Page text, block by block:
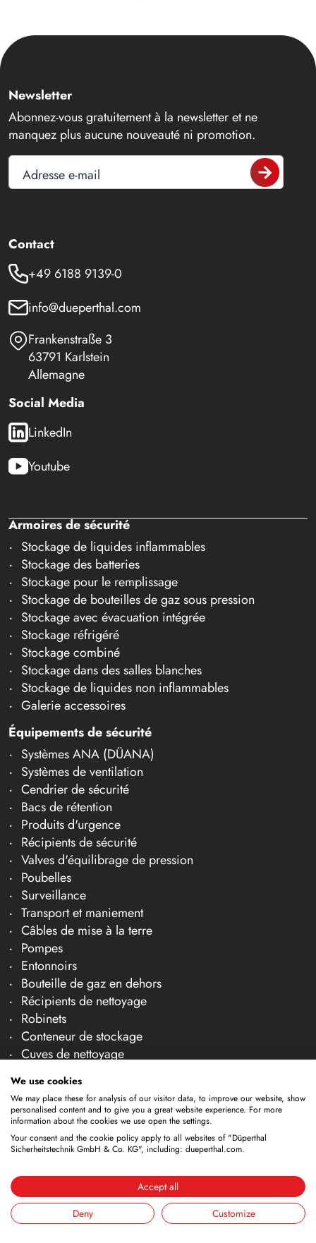
Newsletter
Abonnez-vous gratuitement à la newsletter et ne
manquez plus aucune nouveauté ni promotion.
Adresse e-mail
Contact
+49 6188 9139-0
info@dueperthal.com
Frankenstraße 3
63791 Karlstein
Allemagne
Social Media
LinkedIn
Youtube
Armoires de sécurité
Stockage de liquides inflammables
Stockage des batteries
Stockage pour le remplissage
Stockage de bouteilles de gaz sous pression
Stockage avec évacuation intégrée
Stockage réfrigéré
Stockage combiné
Stockage dans des salles blanches
Stockage de liquides non inflammables
Galerie accessoires
Équipements de sécurité
Systèmes ANA (DÜANA)
Systèmes de ventilation
Cendrier de sécurité
Bacs de rétention
Produits d'urgence
Récipients de sécurité
Valves d'équilibrage de pression
Poubelles
Surveillance
Transport et maniement
Câbles de mise à la terre
Pompes
Entonnoirs
Bouteille de gaz en dehors
Récipients de nettoyage
Robinets
Conteneur de stockage
Cuves de nettoyage
Entreprise
À propos de nous
Équipe
Carrière
Salons
Actualités et articles techniques
Contact et conseil
Contrôle et maintenance
We use cookies
We may place these for analysis of our visitor data, to improve our website, show
personalised content and to give you a great website experience. For more
information about the cookies we use open the settings.
Your consent and the cookie policy apply to all websites of "Düperthal
Sicherheitstechnik GmbH & Co. KG", including: dueperthal.com.
Accept all
Deny
Customize